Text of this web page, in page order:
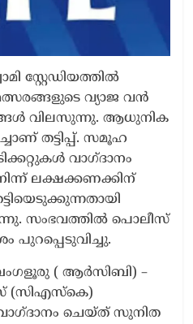
സ്റ്റേഡിയത്തിൽ
വ്യാജ വൻ
വിലസുന്നു. ആധുനിക
തട്ടിപ്പ്. സമൂഹ
വാഗ്ദാനം
ലക്ഷക്കണക്കിന്
സംഭവത്തിൽ പൊലീസ്
പുറപ്പെടുവിച്ചു.
( ആർസിബി) –
(സിഎസ്കെ)
വാഗ്ദാനം ചെയ്ത് സുനിത